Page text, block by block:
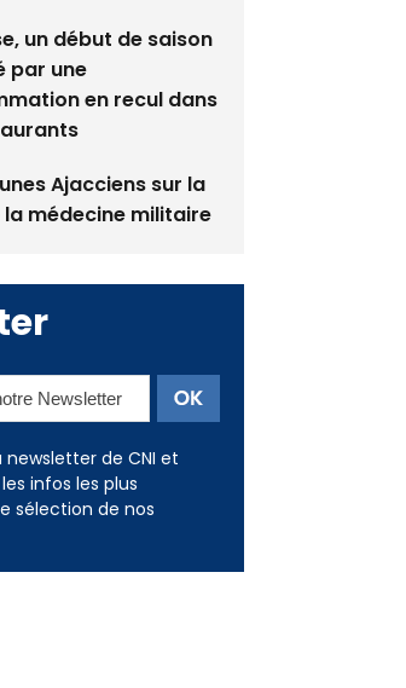
un début de saison
par une
en recul dans
Ajacciens sur la
médecine militaire
de CNI et
infos les plus
sélection de nos